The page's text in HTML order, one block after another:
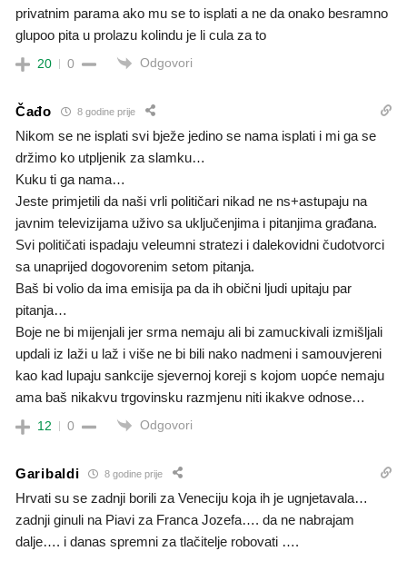
privatnim parama ako mu se to isplati a ne da onako besramno
glupoo pita u prolazu kolindu je li cula za to
20 0 Odgovori
Čađo 8 godine prije
Nikom se ne isplati svi bježe jedino se nama isplati i mi ga se
držimo ko utpljenik za slamku…
Kuku ti ga nama…
Jeste primjetili da naši vrli političari nikad ne ns+astupaju na
javnim televizijama uživo sa uključenjima i pitanjima građana.
Svi političati ispadaju veleumni stratezi i dalekovidni čudotvorci
sa unaprijed dogovorenim setom pitanja.
Baš bi volio da ima emisija pa da ih obični ljudi upitaju par
pitanja…
Boje ne bi mijenjali jer srma nemaju ali bi zamuckivali izmišljali
updali iz laži u laž i više ne bi bili nako nadmeni i samouvjereni
kao kad lupaju sankcije sjevernoj koreji s kojom uopće nemaju
ama baš nikakvu trgovinsku razmjenu niti ikakve odnose…
12 0 Odgovori
Garibaldi 8 godine prije
Hrvati su se zadnji borili za Veneciju koja ih je ugnjetavala…
zadnji ginuli na Piavi za Franca Jozefa…. da ne nabrajam
dalje…. i danas spremni za tlačitelje robovati ….